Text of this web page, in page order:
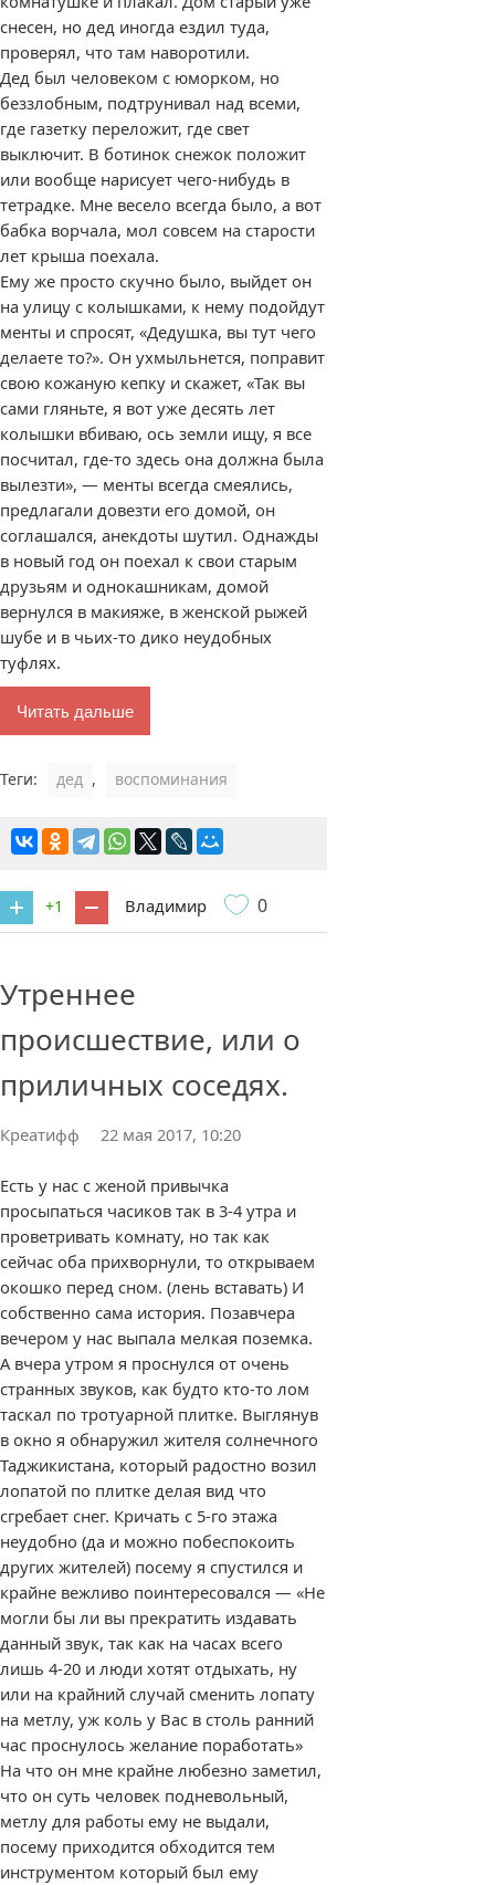
снесен, но дед иногда ездил туда,
проверял, что там наворотили.
Дед был человеком с юморком, но
беззлобным, подтрунивал над всеми,
где газетку переложит, где свет
выключит. В ботинок снежок положит
или вообще нарисует чего-нибудь в
тетрадке. Мне весело всегда было, а вот
бабка ворчала, мол совсем на старости
лет крыша поехала.
Ему же просто скучно было, выйдет он
на улицу с колышками, к нему подойдут
менты и спросят, «Дедушка, вы тут чего
делаете то?». Он ухмыльнется, поправит
свою кожаную кепку и скажет, «Так вы
сами гляньте, я вот уже десять лет
колышки вбиваю, ось земли ищу, я все
посчитал, где-то здесь она должна была
вылезти», — менты всегда смеялись,
предлагали довезти его домой, он
соглашался, анекдоты шутил. Однажды
в новый год он поехал к свои старым
друзьям и однокашникам, домой
вернулся в макияже, в женской рыжей
шубе и в чьих-то дико неудобных
туфлях.
Читать дальше
Теги: дед , воспоминания
+1 Владимир
0
Утреннее
происшествие, или о
приличных соседях.
Креатифф 22 мая 2017, 10:20
Есть у нас с женой привычка
просыпаться часиков так в 3-4 утра и
проветривать комнату, но так как
сейчас оба прихворнули, то открываем
окошко перед сном. (лень вставать) И
собственно сама история. Позавчера
вечером у нас выпала мелкая поземка.
А вчера утром я проснулся от очень
странных звуков, как будто кто-то лом
таскал по тротуарной плитке. Выглянув
в окно я обнаружил жителя солнечного
Таджикистана, который радостно возил
лопатой по плитке делая вид что
сгребает снег. Кричать с 5-го этажа
неудобно (да и можно побеспокоить
других жителей) посему я спустился и
крайне вежливо поинтересовался — «Не
могли бы ли вы прекратить издавать
данный звук, так как на часах всего
лишь 4-20 и люди хотят отдыхать, ну
или на крайний случай сменить лопату
на метлу, уж коль у Вас в столь ранний
час проснулось желание поработать»
На что он мне крайне любезно заметил,
что он суть человек подневольный,
метлу для работы ему не выдали,
посему приходится обходится тем
инструментом который был ему